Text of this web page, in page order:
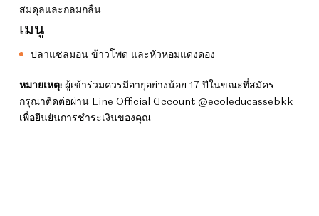
สมดุลและกลมกลืน
เมนู
ปลาแซลมอน ข้าวโพด และหัวหอมแดงดอง
หมายเหตุ: ผู้เข้าร่วมควรมีอายุอย่างน้อย 17 ปีในขณะที่สมัคร
กรุณาติดต่อผ่าน Line Official Account @ecoleducassebkk
เพื่อยืนยันการชำระเงินของคุณ